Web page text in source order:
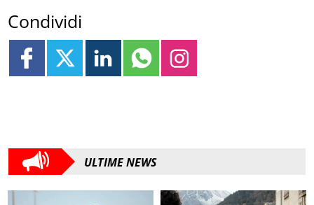
Condividi
ULTIME NEWS